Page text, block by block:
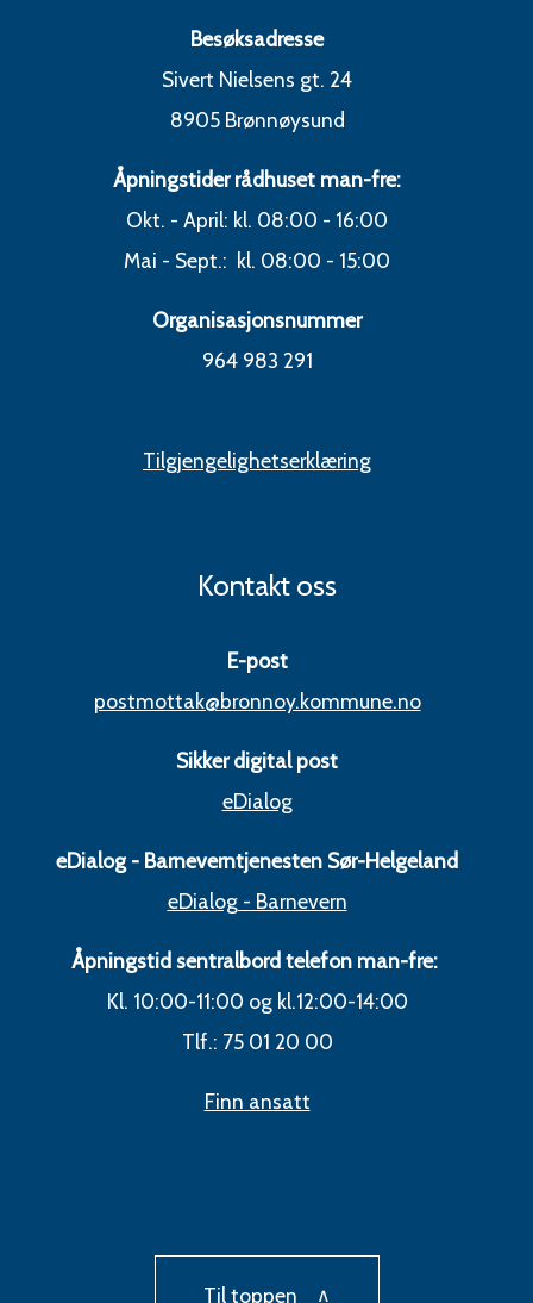
Besøksadresse
Sivert Nielsens gt. 24
8905 Brønnøysund
Åpningstider rådhuset man-fre:
Okt. - April: kl. 08:00 - 16:00
Mai - Sept.: kl. 08:00 - 15:00
Organisasjonsnummer
964 983 291
Tilgjengelighetserklæring
Kontakt oss
E-post
postmottak@bronnoy.kommune.no
Sikker digital post
eDialog
eDialog - Barneverntjenesten Sør-Helgeland
eDialog - Barnevern
Åpningstid sentralbord telefon man-fre:
Kl. 10:00-11:00 og kl.12:00-14:00
Tlf.: 75 01 20 00
Finn ansatt
Til toppen